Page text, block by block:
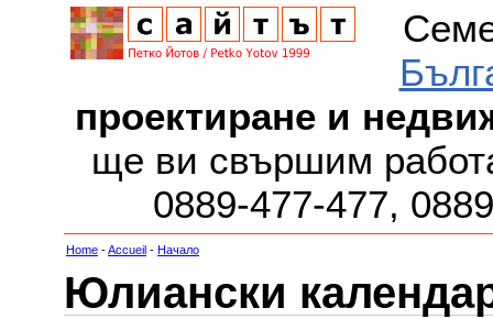
проектиране и
ще ви свършим
0889-477-477,
Home -Accueil - Начало
Юлиански